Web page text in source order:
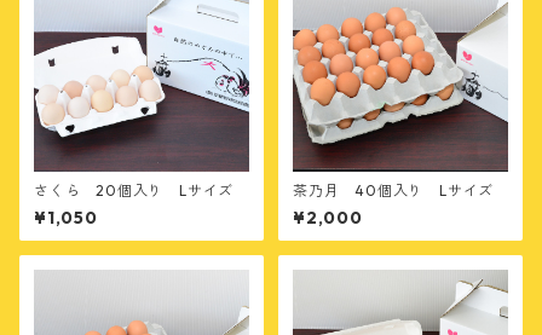
さくら 20個入り Lサイズ
¥1,050
茶乃月 40個入り Lサイズ
¥2,000